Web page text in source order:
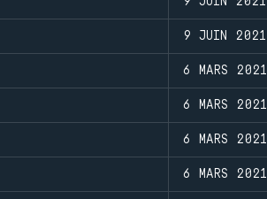
9 JUIN 2021
6 MARS 2021
6 MARS 2021
6 MARS 2021
6 MARS 2021